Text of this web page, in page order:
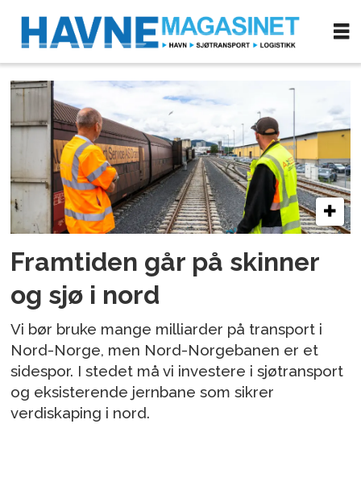
Tag:
nord-
norgebane
Framtiden går på skinner
og sjø i nord
Vi bør bruke mange milliarder på transport i
Nord-Norge, men Nord-Norgebanen er et
sidespor. I stedet må vi investere i sjøtransport
og eksisterende jernbane som sikrer
verdiskaping i nord.